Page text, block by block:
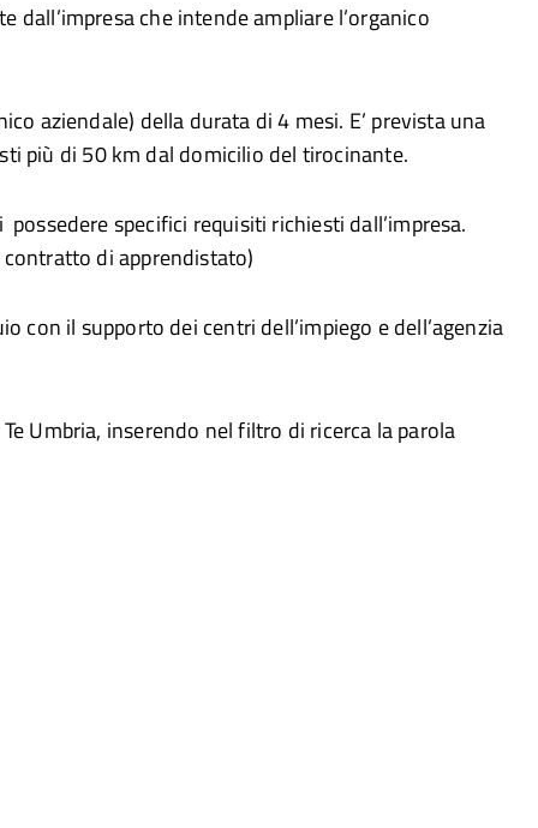
dall’impresa che intende ampliare l’organico
aziendale) della durata di 4 mesi. E’ prevista una
più di 50 km dal domicilio del tirocinante.
specifici requisiti richiesti dall’impresa.
contratto di apprendistato)
con il supporto dei centri dell’impiego e dell’agenzia
Umbria, inserendo nel filtro di ricerca la parola